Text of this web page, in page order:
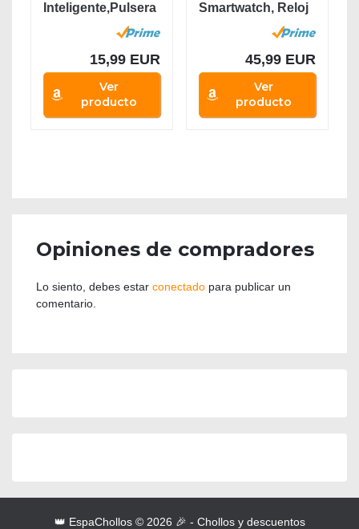
Inteligente,Pulsera
de Actividad...
15,99 EUR
Ver
producto
Smartwatch, Reloj
Inteligente 1.3 Inch
45,99 EUR
Ver
producto
Opiniones de compradores
Lo siento, debes estar conectado para publicar un
comentario.
👑 EspaChollos © 2026 🎉 - Chollos y descuentos